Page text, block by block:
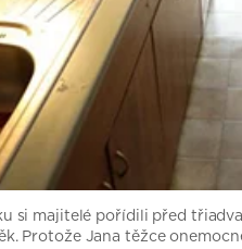
si majitelé pořídili před
Protože Jana těžce